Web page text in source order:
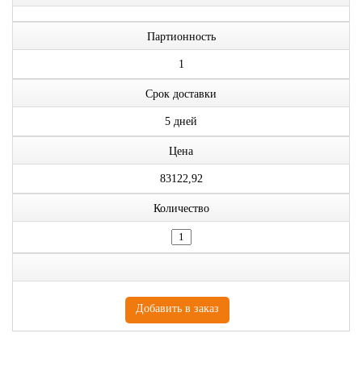
Партионность
1
Срок доставки
5 дней
Цена
83122,92
Количество